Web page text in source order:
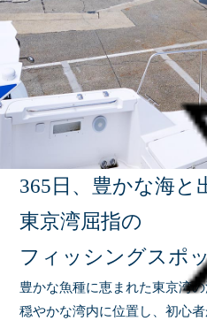
365日、豊かな海と
東京湾屈指の
フィッシングスポ
豊かな魚種に恵まれた東京湾の
穏やかな湾内に位置し、初心